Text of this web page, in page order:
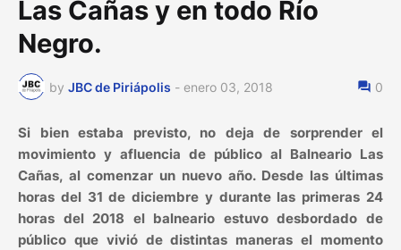
Las Cañas y en todo Río
Negro.
by JBC de Piriápolis - enero 03, 2018 0
Si bien estaba previsto, no deja de sorprender el
movimiento y afluencia de público al Balneario Las
Cañas, al comenzar un nuevo año. Desde las últimas
horas del 31 de diciembre y durante las primeras 24
horas del 2018 el balneario estuvo desbordado de
público que vivió de distintas maneras el momento